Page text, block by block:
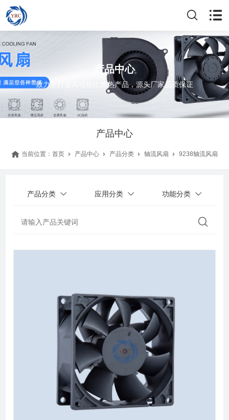
产品中心
致力于打造高性价比散热产品，源头厂家品质保证
产品中心
当前位置： 首页 产品中心 产品分类 轴流风扇 9238轴流风扇
产品分类 应用分类 功能分类